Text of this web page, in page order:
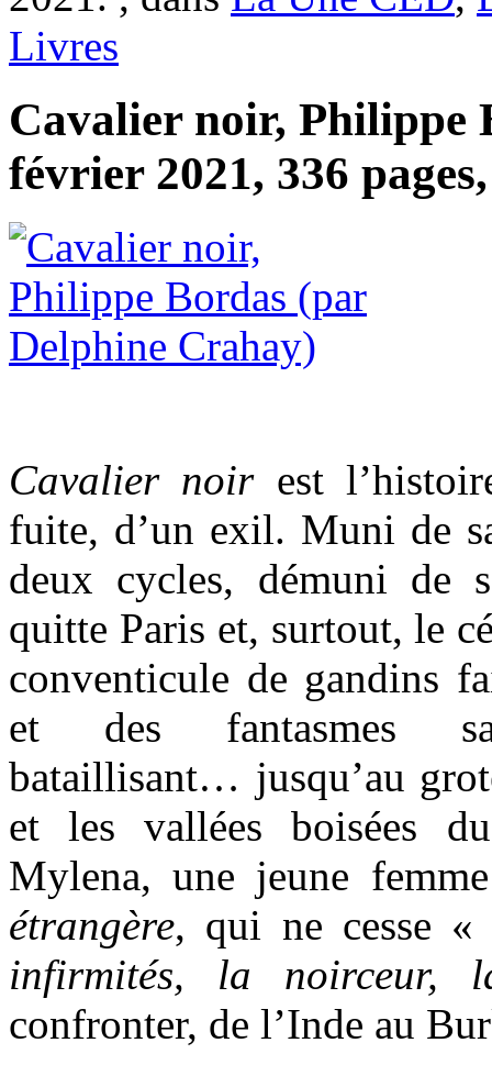
Livres
Cavalier noir, Philippe
février 2021, 336
Cavalier noirest
fuite, d’un exil. Muni de
deux cycles, démuni de
quitte Paris et, surtout, le
conventicule de gandins
et des fantasmes
bataillisant… jusqu’au
et les vallées boisées
Mylena, une jeune
étrangère, qui ne cesse
infirmités, la noirceur,
confronter, de l’Inde au